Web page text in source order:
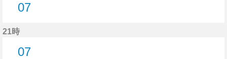
07
21時
07